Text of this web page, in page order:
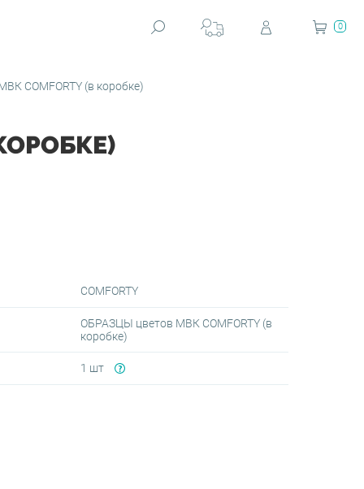
0
COMFORTY (в коробке)
COMFORTY
ОБРАЗЦЫ цветов МВК COMFORTY (в
коробке)
1 шт